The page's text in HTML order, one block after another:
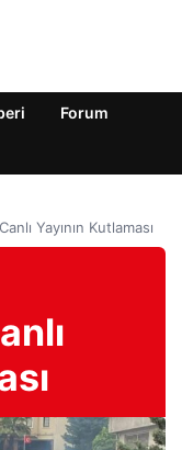
Forum
Yayının Kutlaması